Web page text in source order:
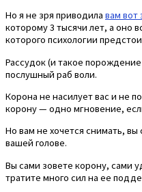
Но я не зря приводила вам вот
которому 3 тысячи лет, а оно
которого психологии
Рассудок (и такое
послушный раб воли.
Корона не насилует вас и не
корону — одно мгновение,
Но вам не хочется снимать, вы
вашей голове.
Вы сами зовете корону, сами
тратите много сил на ее